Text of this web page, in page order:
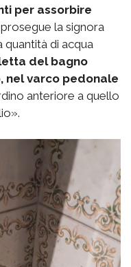
per assorbire
la signora
quantità di acqua
del bagno
nel varco pedonale
anteriore a quello